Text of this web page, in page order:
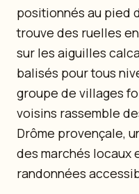
positionnés au pied
trouve des ruelles
sur les aiguilles
balisés pour tous
groupe de villages
voisins rassemble
Drôme provençale,
des marchés locaux
randonnées